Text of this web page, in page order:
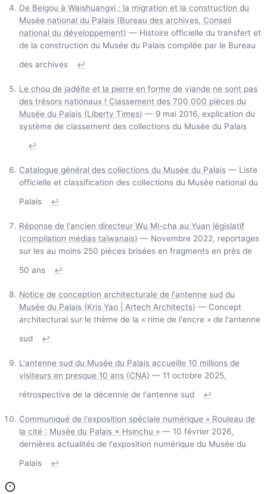
De Beigou à Waishuangxi : la migration et la construction du
Musée national du Palais (Bureau des archives, Conseil
national du développement) — Histoire officielle du transfert et
de la construction du Musée du Palais compilée par le Bureau
des archives
↩
Le chou de jadéite et la pierre en forme de viande ne sont pas
des trésors nationaux ! Classement des 700 000 pièces du
Musée du Palais (Liberty Times) — 9 mai 2016, explication du
système de classement des collections du Musée du Palais
↩
Catalogue général des collections du Musée du Palais — Liste
officielle et classification des collections du Musée national du
Palais
↩
Réponse de l'ancien directeur Wu Mi-cha au Yuan législatif
(compilation médias taïwanais) — Novembre 2022, reportages
sur les au moins 250 pièces brisées en fragments en près de
50 ans
↩
Notice de conception architecturale de l'antenne sud du
Musée du Palais (Kris Yao | Artech Architects) — Concept
architectural sur le thème de la « rime de l'encre » de l'antenne
sud
↩
L'antenne sud du Musée du Palais accueille 10 millions de
visiteurs en presque 10 ans (CNA) — 11 octobre 2025,
rétrospective de la décennie de l'antenne sud
↩
Communiqué de l'exposition spéciale numérique « Rouleau de
la cité : Musée du Palais × Hsinchu » — 10 février 2026,
dernières actualités de l'exposition numérique du Musée du
Palais
↩